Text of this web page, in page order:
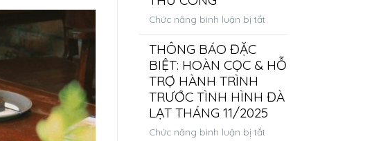
Chức năng bình luận bị tắtở
TRANG
TỔ
NHỎ
–
THÔNG BÁO ĐẶC
BIỆT: HOÀN CỌC & HỖ
TRỢ HÀNH TRÌNH
TRƯỚC TÌNH HÌNH ĐÀ
LẠT THÁNG 11/2025
Chức năng bình luận bị tắtở